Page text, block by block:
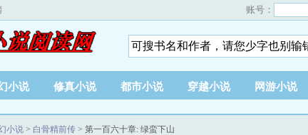
账号：
小说 修真小说 都市小说 穿越小说 网游小说
小说 > 白骨精前传 > 第一百六十章: 绿蛮下山